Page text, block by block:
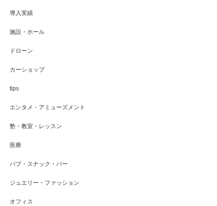
導入実績
施設・ホール
ドローン
カーショップ
tips
エンタメ・アミューズメント
塾・教室・レッスン
医療
パブ・スナック・バー
ジュエリー・ファッション
オフィス